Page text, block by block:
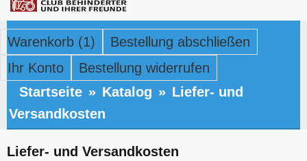
Warenkorb (1)
Bestellung abschließen
Ihr Konto
Bestellung widerrufen
Startseite » Katalog » Liefer- und
Versandkosten
Liefer- und Versandkosten